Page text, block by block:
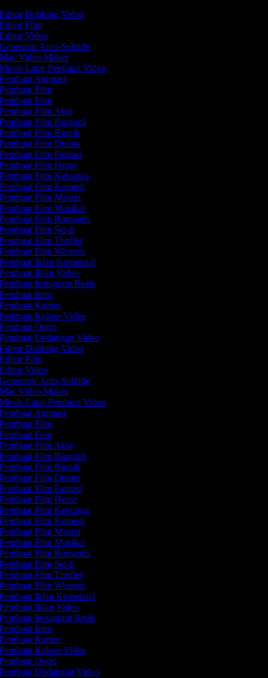
Dubbing Video
Film
Video
Auto-Subtitle
Video Maker
Latar Pembuat Video
Animasi
Film
Film
Film Aksi
Film Biografi
Film Biopik
Film Drama
Film Fantasi
Film Horor
Film Keluarga
Film Komedi
Film Misteri
Film Musikal
Film Romantis
Film Sci-fi
Film Thriller
Film Western
Iklan Komersial
Iklan Video
Instagram Reels
Intro
Kartun
Kolase Video
Outro
Undangan Video
Dubbing Video
Film
Video
Auto-Subtitle
Video Maker
Latar Pembuat Video
Animasi
Film
Film
Film Aksi
Film Biografi
Film Biopik
Film Drama
Film Fantasi
Film Horor
Film Keluarga
Film Komedi
Film Misteri
Film Musikal
Film Romantis
Film Sci-fi
Film Thriller
Film Western
Iklan Komersial
Iklan Video
Instagram Reels
Intro
Kartun
Kolase Video
Outro
Undangan Video